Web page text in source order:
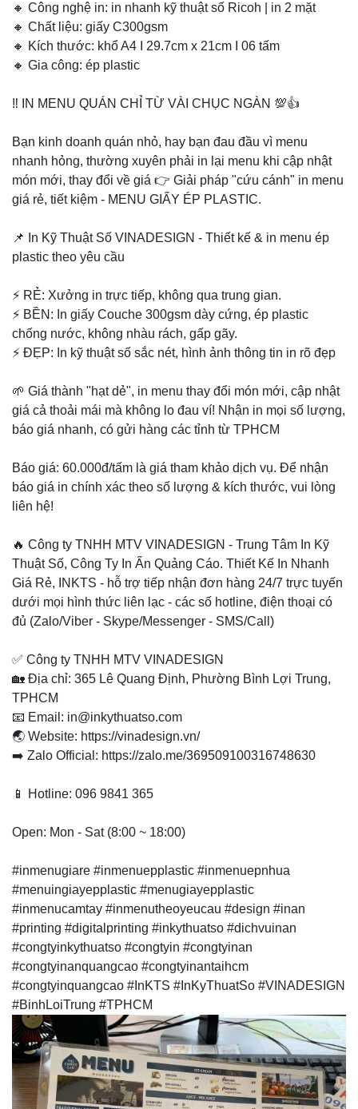
🔸 Công nghệ in: in nhanh kỹ thuật số Ricoh | in 2 mặt
🔸 Chất liệu: giấy C300gsm
🔸 Kích thước: khổ A4 I 29.7cm x 21cm I 06 tấm
🔸 Gia công: ép plastic
‼️ IN MENU QUÁN CHỈ TỪ VÀI CHỤC NGÀN 💯👍
Bạn kinh doanh quán nhỏ, hay bạn đau đầu vì menu
nhanh hỏng, thường xuyên phải in lại menu khi cập nhật
món mới, thay đổi về giá 👉 Giải pháp "cứu cánh" in menu
giá rẻ, tiết kiệm - MENU GIẤY ÉP PLASTIC.
📌 In Kỹ Thuật Số VINADESIGN - Thiết kế & in menu ép
plastic theo yêu cầu
⚡ RẺ: Xưởng in trực tiếp, không qua trung gian.
⚡ BỀN: In giấy Couche 300gsm dày cứng, ép plastic
chống nước, không nhàu rách, gấp gãy.
⚡ ĐẸP: In kỹ thuật số sắc nét, hình ảnh thông tin in rõ đẹp
🌱 Giá thành "hạt dẻ", in menu thay đổi món mới, cập nhật
giá cả thoải mái mà không lo đau ví! Nhận in mọi số lượng,
báo giá nhanh, có gửi hàng các tỉnh từ TPHCM
Báo giá: 60.000đ/tấm là giá tham khảo dịch vụ. Để nhận
báo giá in chính xác theo số lượng & kích thước, vui lòng
liên hệ!
🔥 Công ty TNHH MTV VINADESIGN - Trung Tâm In Kỹ
Thuật Số, Công Ty In Ấn Quảng Cáo. Thiết Kế In Nhanh
Giá Rẻ, INKTS - hỗ trợ tiếp nhận đơn hàng 24/7 trực tuyến
dưới mọi hình thức liên lạc - các số hotline, điện thoại có
đủ (Zalo/Viber - Skype/Messenger - SMS/Call)
✅ Công ty TNHH MTV VINADESIGN
🏡 Địa chỉ: 365 Lê Quang Định, Phường Bình Lợi Trung,
TPHCM
📧 Email: in@inkythuatso.com
🌏 Website: https://vinadesign.vn/
➡️ Zalo Official: https://zalo.me/369509100316748630
📱 Hotline: 096 9841 365
Open: Mon - Sat (8:00 ~ 18:00)
#inmenugiare #inmenuepplastic #inmenuepnhua
#menuingiayepplastic #menugiayepplastic
#inmenucamtay #inmenutheoyeucau #design #inan
#printing #digitalprinting #inkythuatso #dichvuinan
#congtyinkythuatso #congtyin #congtyinan
#congtyinanquangcao #congtyinantaihcm
#congtyinquangcao #InKTS #InKyThuatSo #VINADESIGN
#BinhLoiTrung #TPHCM